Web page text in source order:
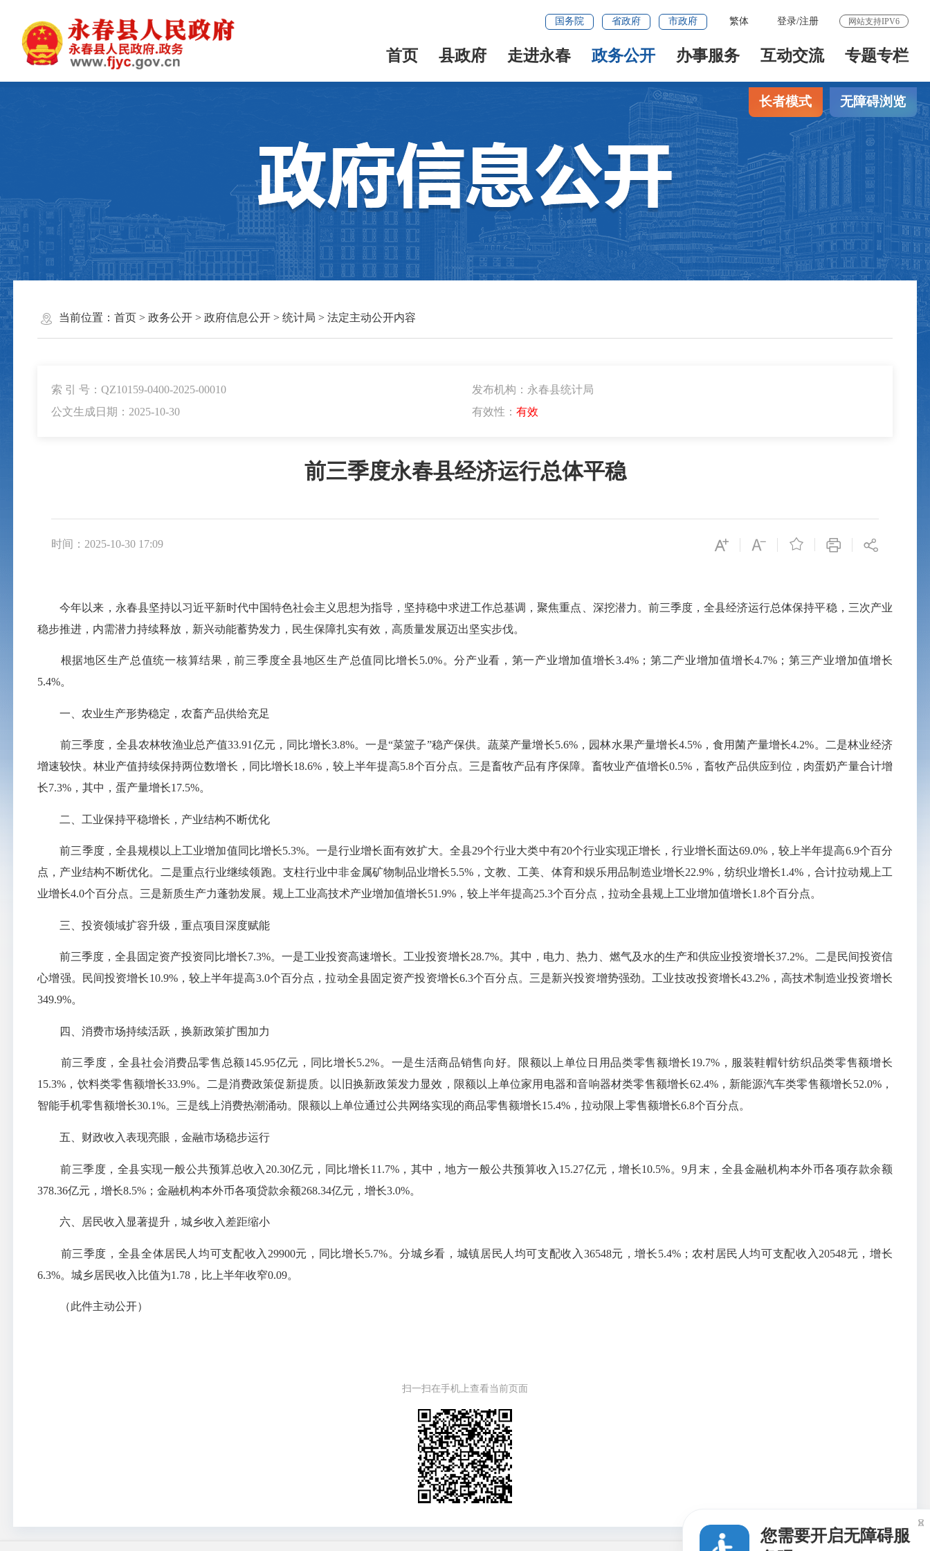
国务院 省政府 市政府 繁体 登录/注册 网站支持IPV6
首页 县政府 走进永春 政务公开 办事服务 互动交流 专题专栏
长者模式 无障碍浏览
当前位置： 首页> 政务公开> 政府信息公开> 统计局 > 法定主动公开内容
索 引 号：QZ10159-0400-2025-00010
发布机构：永春县统计局
公文生成日期：2025-10-30
有效性： 有效
前三季度永春县经济运行总体平稳
时间：2025-10-30 17:09 
今年以来，永春县坚持以习近平新时代中国特色社会主义思想为指导，坚持稳中求进工作总基调，聚焦重点、深挖潜力。前三季度，全县经济运行总体保持平稳，三次产业
稳步推进，内需潜力持续释放，新兴动能蓄势发力，民生保障扎实有效，高质量发展迈出坚实步伐。
根据地区生产总值统一核算结果，前三季度全县地区生产总值同比增长5.0%。分产业看，第一产业增加值增长3.4%；第二产业增加值增长4.7%；第三产业增加值增长
5.4%。
一、农业生产形势稳定，农畜产品供给充足
前三季度，全县农林牧渔业总产值33.91亿元，同比增长3.8%。一是“菜篮子”稳产保供。蔬菜产量增长5.6%，园林水果产量增长4.5%，食用菌产量增长4.2%。二是林业经济
增速较快。林业产值持续保持两位数增长，同比增长18.6%，较上半年提高5.8个百分点。三是畜牧产品有序保障。畜牧业产值增长0.5%，畜牧产品供应到位，肉蛋奶产量合计增
长7.3%，其中，蛋产量增长17.5%。
二、工业保持平稳增长，产业结构不断优化
前三季度，全县规模以上工业增加值同比增长5.3%。一是行业增长面有效扩大。全县29个行业大类中有20个行业实现正增长，行业增长面达69.0%，较上半年提高6.9个百分
点，产业结构不断优化。二是重点行业继续领跑。支柱行业中非金属矿物制品业增长5.5%，文教、工美、体育和娱乐用品制造业增长22.9%，纺织业增长1.4%，合计拉动规上工
业增长4.0个百分点。三是新质生产力蓬勃发展。规上工业高技术产业增加值增长51.9%，较上半年提高25.3个百分点，拉动全县规上工业增加值增长1.8个百分点。
三、投资领域扩容升级，重点项目深度赋能
前三季度，全县固定资产投资同比增长7.3%。一是工业投资高速增长。工业投资增长28.7%。其中，电力、热力、燃气及水的生产和供应业投资增长37.2%。二是民间投资信
心增强。民间投资增长10.9%，较上半年提高3.0个百分点，拉动全县固定资产投资增长6.3个百分点。三是新兴投资增势强劲。工业技改投资增长43.2%，高技术制造业投资增长
349.9%。
四、消费市场持续活跃，换新政策扩围加力
前三季度，全县社会消费品零售总额145.95亿元，同比增长5.2%。一是生活商品销售向好。限额以上单位日用品类零售额增长19.7%，服装鞋帽针纺织品类零售额增长
15.3%，饮料类零售额增长33.9%。二是消费政策促新提质。以旧换新政策发力显效，限额以上单位家用电器和音响器材类零售额增长62.4%，新能源汽车类零售额增长52.0%，
智能手机零售额增长30.1%。三是线上消费热潮涌动。限额以上单位通过公共网络实现的商品零售额增长15.4%，拉动限上零售额增长6.8个百分点。
五、财政收入表现亮眼，金融市场稳步运行
前三季度，全县实现一般公共预算总收入20.30亿元，同比增长11.7%，其中，地方一般公共预算收入15.27亿元，增长10.5%。9月末，全县金融机构本外币各项存款余额
378.36亿元，增长8.5%；金融机构本外币各项贷款余额268.34亿元，增长3.0%。
六、居民收入显著提升，城乡收入差距缩小
前三季度，全县全体居民人均可支配收入29900元，同比增长5.7%。分城乡看，城镇居民人均可支配收入36548元，增长5.4%；农村居民人均可支配收入20548元，增长
6.3%。城乡居民收入比值为1.78，比上半年收窄0.09。
（此件主动公开）
扫一扫在手机上查看当前页面
您需要开启无障碍服
